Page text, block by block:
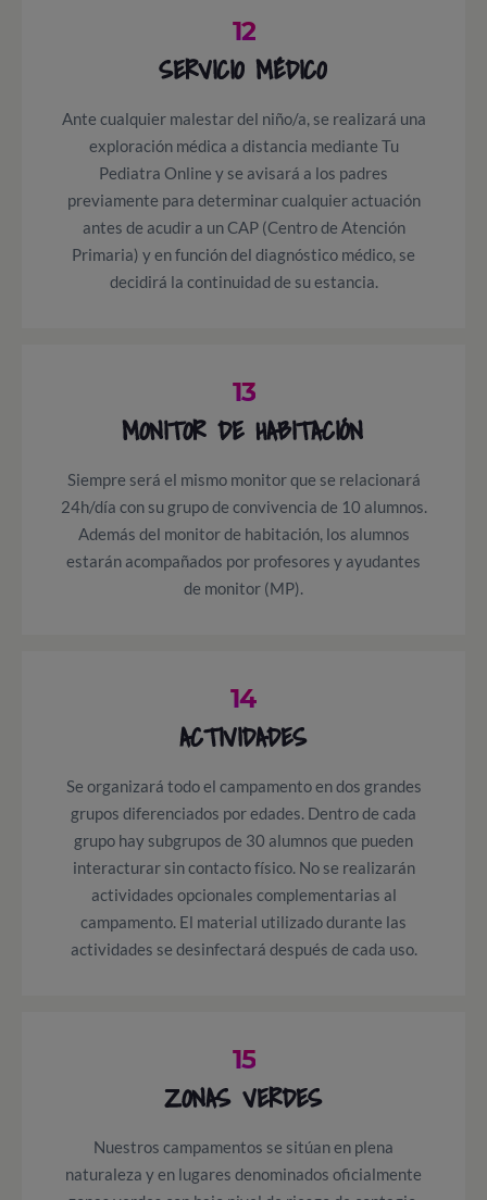
12
SERVICIO MÉDICO
Ante cualquier malestar del niño/a, se realizará una
exploración médica a distancia mediante Tu
Pediatra Online y se avisará a los padres
previamente para determinar cualquier actuación
antes de acudir a un CAP (Centro de Atención
Primaria) y en función del diagnóstico médico, se
decidirá la continuidad de su estancia.
13
MONITOR DE HABITACIÓN
Siempre será el mismo monitor que se relacionará
24h/día con su grupo de convivencia de 10 alumnos.
Además del monitor de habitación, los alumnos
estarán acompañados por profesores y ayudantes
de monitor (MP).
14
ACTIVIDADES
Se organizará todo el campamento en dos grandes
grupos diferenciados por edades. Dentro de cada
grupo hay subgrupos de 30 alumnos que pueden
interacturar sin contacto físico. No se realizarán
actividades opcionales complementarias al
campamento. El material utilizado durante las
actividades se desinfectará después de cada uso.
15
ZONAS VERDES
Nuestros campamentos se sitúan en plena
naturaleza y en lugares denominados oficialmente